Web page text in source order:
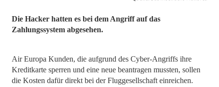
Die Hacker hatten es bei dem Angriff auf das
Zahlungssystem abgesehen.
Air Europa Kunden, die aufgrund des Cyber-Angriffs ihre
Kreditkarte sperren und eine neue beantragen mussten, sollen
die Kosten dafür direkt bei der Fluggesellschaft einreichen.